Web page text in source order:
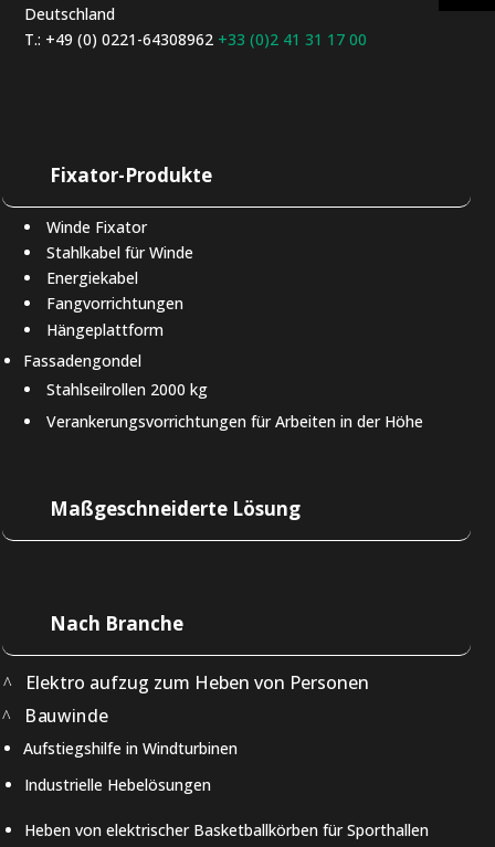
Deutschland
T.: +49 (0) 0221-64308962 +33 (0)2 41 31 17 00
Fixator-Produkte
Winde Fixator
Stahlkabel für Winde
Energiekabel
Fangvorrichtungen
Hängeplattform
Fassadengondel
Stahlseilrollen 2000 kg
Verankerungsvorrichtungen für Arbeiten in der Höhe
Maßgeschneiderte Lösung
Nach Branche
Elektro aufzug zum Heben von Personen
Bauwinde
Aufstiegshilfe in Windturbinen
Industrielle Hebelösungen
Heben von elektrischer Basketballkörben für Sporthallen